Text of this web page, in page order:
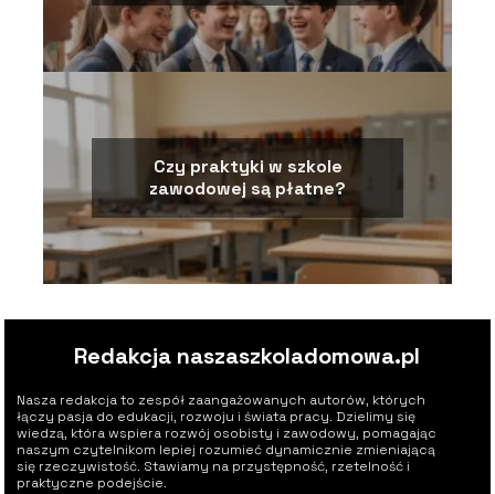
Czy praktyki w szkole
zawodowej są płatne?
Redakcja naszaszkoladomowa.pl
Nasza redakcja to zespół zaangażowanych autorów, których
łączy pasja do edukacji, rozwoju i świata pracy. Dzielimy się
wiedzą, która wspiera rozwój osobisty i zawodowy, pomagając
naszym czytelnikom lepiej rozumieć dynamicznie zmieniającą
się rzeczywistość. Stawiamy na przystępność, rzetelność i
praktyczne podejście.